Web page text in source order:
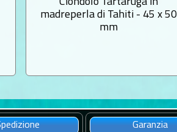
madreperla di Tahiti - 45 x 50
mm
Garanzia